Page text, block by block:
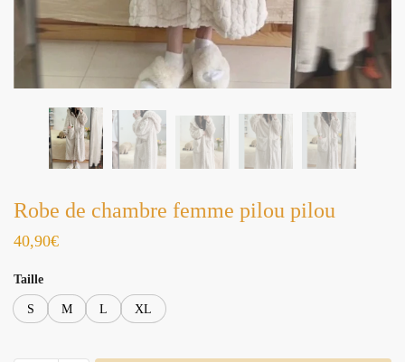
Robe de chambre femme pilou pilou
40,90€
Taille
S M L XL